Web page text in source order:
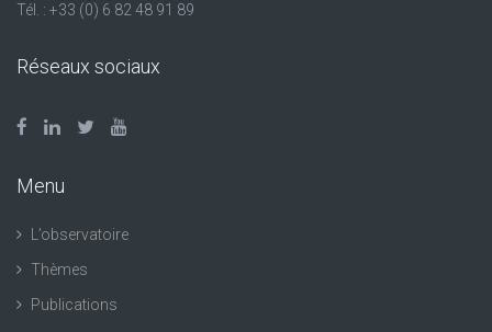
Tél. : +33 (0) 6 82 48 91 89
Réseaux sociaux
Menu
L’observatoire
Thèmes
Publications